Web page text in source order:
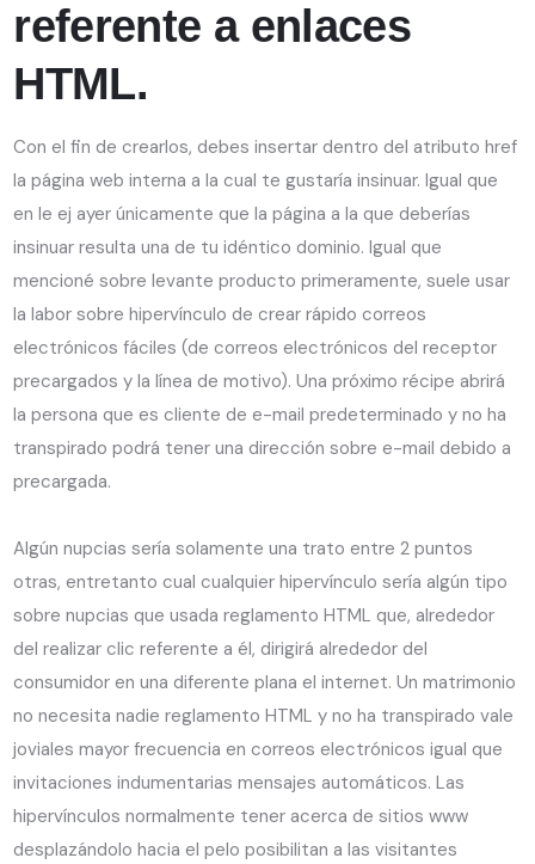
referente a enlaces
HTML.
Con el fin de crearlos, debes insertar dentro del atributo href
la página web interna a la cual te gustaría insinuar. Igual que
en le ej ayer únicamente que la página a la que deberías
insinuar resulta una de tu idéntico dominio. Igual que
mencioné sobre levante producto primeramente, suele usar
la labor sobre hipervínculo de crear rápido correos
electrónicos fáciles (de correos electrónicos del receptor
precargados y la línea de motivo). Una próximo récipe abrirá
la persona que es cliente de e-mail predeterminado y no ha
transpirado podrá tener una dirección sobre e-mail debido a
precargada.
Algún nupcias serí­a solamente una trato entre 2 puntos
otras, entretanto cual cualquier hipervínculo serí­a algún tipo
sobre nupcias que usada reglamento HTML que, alrededor
del realizar clic referente a él, dirigirá alrededor del
consumidor en una diferente plana el internet. Un matrimonio
no necesita nadie reglamento HTML y no ha transpirado vale
joviales mayor frecuencia en correos electrónicos igual que
invitaciones indumentarias mensajes automáticos. Las
hipervínculos normalmente tener acerca de sitios www
desplazándolo hacia el pelo posibilitan a las visitantes